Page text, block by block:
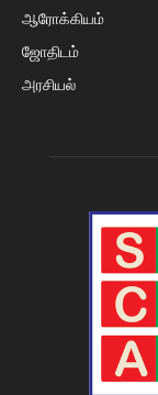
ஆரோக்கியம்
ஜோதிடம்
அரசியல்